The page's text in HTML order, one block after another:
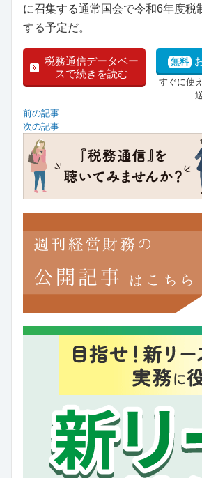
に召集する通常国会で令和6年度税
する予定だ。
税務通信データベー
スで続きを読む
無料
すぐに使
前の記事
次の記事